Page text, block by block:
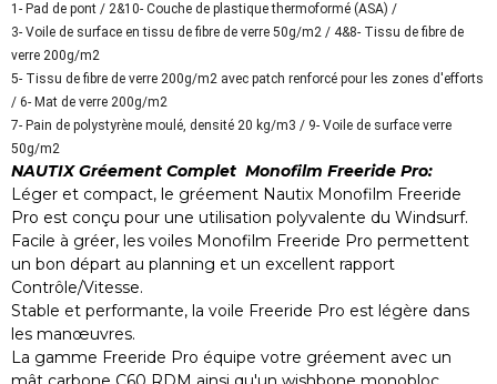
1- Pad de pont / 2&10- Couche de plastique thermoformé (ASA) /
3- Voile de surface en tissu de fibre de verre 50g/m2 / 4&8- Tissu de fibre de
verre 200g/m2
5- Tissu de fibre de verre 200g/m2 avec patch renforcé pour les zones d'efforts
/ 6- Mat de verre 200g/m2
7- Pain de polystyrène moulé, densité 20 kg/m3 / 9- Voile de surface verre
50g/m2
NAUTIX Gréement Complet Monofilm Freeride Pro:
Léger et compact, le gréement Nautix Monofilm Freeride
Pro est conçu pour une utilisation polyvalente du Windsurf.
Facile à gréer, les voiles Monofilm Freeride Pro permettent
un bon départ au planning et un excellent rapport
Contrôle/Vitesse.
Stable et performante, la voile Freeride Pro est légère dans
les manœuvres.
La gamme Freeride Pro équipe votre gréement avec un